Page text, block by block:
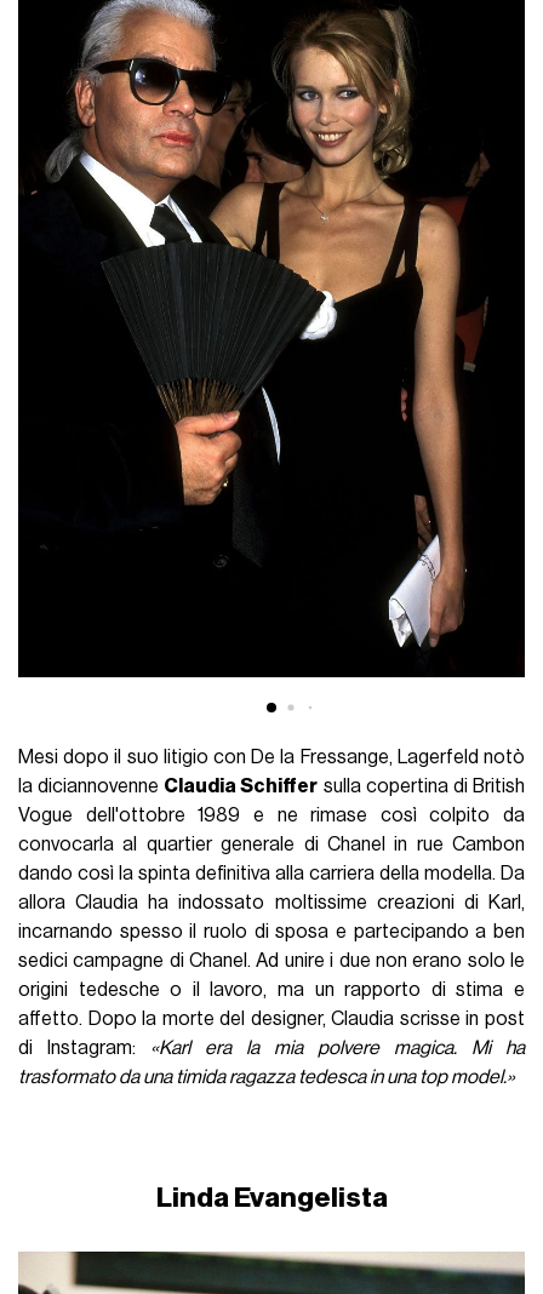
Mesi dopo il suo litigio con De la Fressange, Lagerfeld notò
la diciannovenne Claudia Schiffer sulla copertina di British
Vogue dell'ottobre 1989 e ne rimase così colpito da
convocarla al quartier generale di Chanel in rue Cambon
dando così la spinta definitiva alla carriera della modella. Da
allora Claudia ha indossato moltissime creazioni di Karl,
incarnando spesso il ruolo di sposa e partecipando a ben
sedici campagne di Chanel. Ad unire i due non erano solo le
origini tedesche o il lavoro, ma un rapporto di stima e
affetto. Dopo la morte del designer, Claudia scrisse in post
di Instagram: «Karl era la mia polvere magica. Mi ha
trasformato da una timida ragazza tedesca in una top model.»
Linda Evangelista